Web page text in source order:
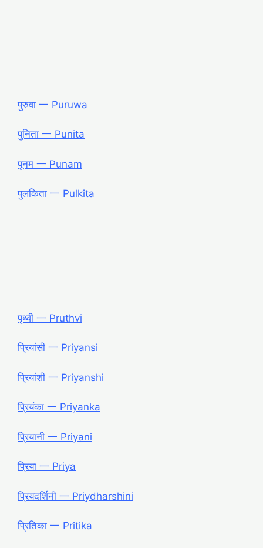
पुरुवा 一 Puruwa
पुनिता 一 Punita
पूनम 一 Punam
पुलकिता 一 Pulkita
पृथ्वी 一 Pruthvi
प्रियांसी 一 Priyansi
प्रियांशी 一 Priyanshi
प्रियंका 一 Priyanka
प्रियानी 一 Priyani
प्रिया 一 Priya
प्रियदर्शिनी 一 Priydharshini
प्रितिका 一 Pritika